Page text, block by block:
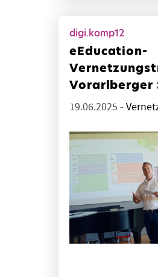
digi.komp12
eEducation-
Vorarlberger
19.06.2025 -